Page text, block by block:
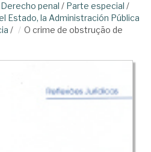
Derecho penal / Parte especial /
Estado, la Administración Pública
/
O crime de obstrução de